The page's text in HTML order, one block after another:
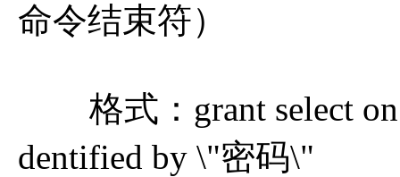
命令结束符）
格式：grant select on
dentified by \"密码\"